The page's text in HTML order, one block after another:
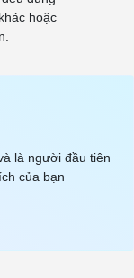
hoặc
là người đầu tiên
của bạn